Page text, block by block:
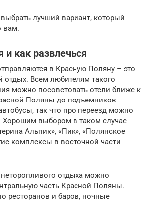
лучший вариант, который
вам.
и как развлечься
в Красную Поляну – это
отдых. Всем любителям такого
можно посоветовать отели ближе к
Поляны до подъемников
так что про переезд можно
Хорошим выбором в таком случае
Альпик», «Пик», «Полянское
комплексы в восточной части
отдыха можно
часть Красной Поляны.
ресторанов и баров, ночные